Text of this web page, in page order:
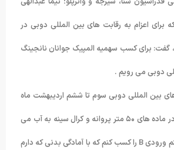
برای اعزام به رقابت های بین المللی دوبی در
گفت: برای کسب سهمیه المپیک جوانان نانجینگ
دوبی می رویم .
بین المللی دوبی سوم تا ششم اردیبهشت ماه
برگزار می شود که من در ماده های ۵۰ متر پروانه و کرال سینه به آب می
زنم. در تمریناتم توانستم ورودی B را کسب کنم که با آمادگی بدنی که دارم